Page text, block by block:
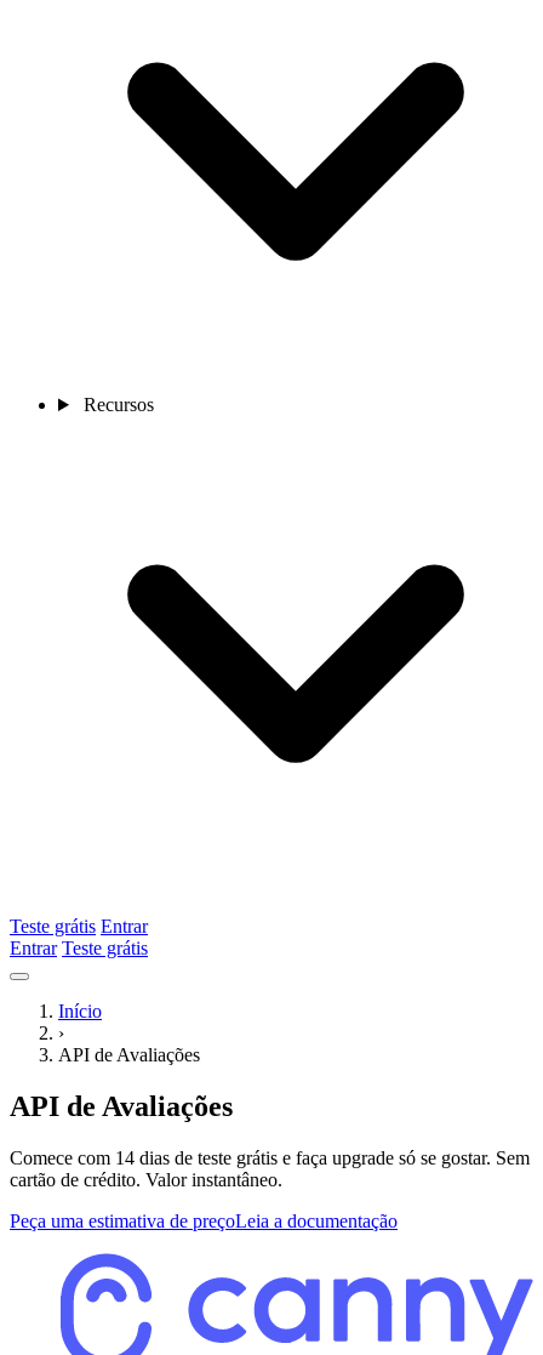
Recursos
Teste grátis Entrar
Entrar Teste grátis
Início
›
API de Avaliações
API de Avaliações
Comece com 14 dias de teste grátis e faça upgrade só se gostar. Sem
cartão de crédito. Valor instantâneo.
Peça uma estimativa de preçoLeia a documentação